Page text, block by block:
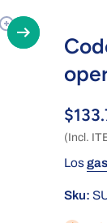
(Incl.
Los
Sku: